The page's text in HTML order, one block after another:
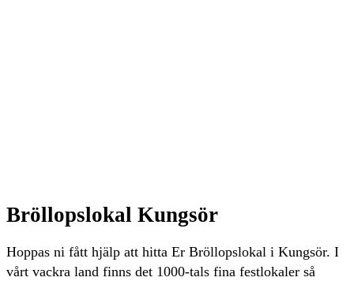
Bröllopslokal Kungsör
Hoppas ni fått hjälp att hitta Er Bröllopslokal i Kungsör. I
vårt vackra land finns det 1000-tals fina festlokaler så